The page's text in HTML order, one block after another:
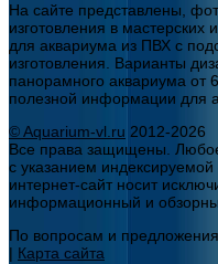
На сайте представлены,
изготовления в
для аквариума из ПВХ с
изготовления. Варианты
панорамного аквариума от
полезной информации для
© Aquarium-vl.ru 2012-2026
Все права защищены.
с указанием
интернет-сайт носит
информационный и
По вопросам и
| Карта сайта